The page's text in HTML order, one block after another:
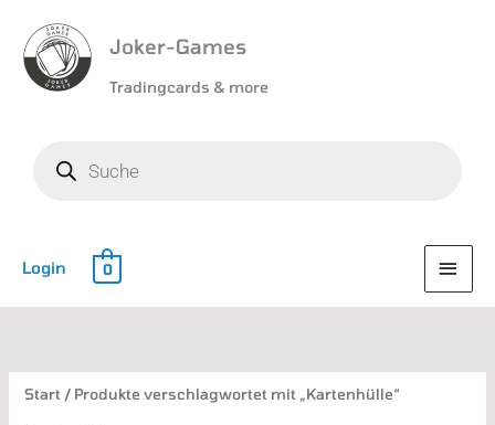
Joker-Games
Tradingcards & more
Login 0
Start / Produkte verschlagwortet mit „Kartenhülle“